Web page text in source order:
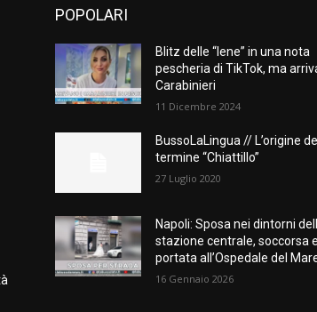
POPOLARI
Blitz delle “Iene” in una nota
pescheria di TikTok, ma
Carabinieri
11 Dicembre 2024
BussoLaLingua // L’origine del
termine “Chiattillo”
27 Luglio 2020
Napoli: Sposa nei dintorni
stazione centrale, soccorsa e
portata all’Ospedale del
16 Gennaio 2026